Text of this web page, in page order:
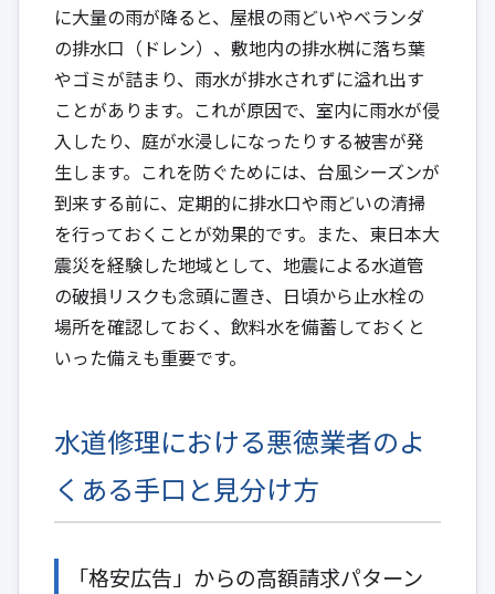
に大量の雨が降ると、屋根の雨どいやベランダ
の排水口（ドレン）、敷地内の排水桝に落ち葉
やゴミが詰まり、雨水が排水されずに溢れ出す
ことがあります。これが原因で、室内に雨水が侵
入したり、庭が水浸しになったりする被害が発
生します。これを防ぐためには、台風シーズンが
到来する前に、定期的に排水口や雨どいの清掃
を行っておくことが効果的です。また、東日本大
震災を経験した地域として、地震による水道管
の破損リスクも念頭に置き、日頃から止水栓の
場所を確認しておく、飲料水を備蓄しておくと
いった備えも重要です。
水道修理における悪徳業者のよ
くある手口と見分け方
「格安広告」からの高額請求パターン